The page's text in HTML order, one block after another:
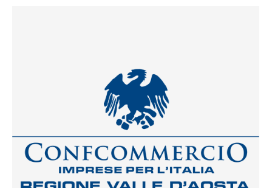
Iscriviti alla Newsletter!